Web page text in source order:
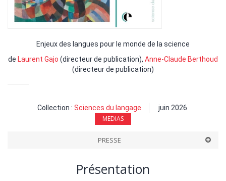
Enjeux des langues pour le monde de la science
de Laurent Gajo (directeur de publication), Anne-Claude Berthoud
(directeur de publication)
Collection : Sciences du langage juin 2026
MEDIAS
PRESSE
Présentation